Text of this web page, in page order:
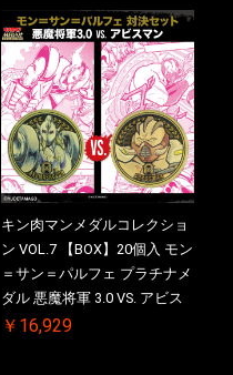
【二次受注分】2026/10/30 一
斉出荷予定
キン肉マンメダルコレクショ
ン VOL.7 【BOX】20個入 モン
＝サン＝パルフェ プラチナメ
ダル 悪魔将軍 3.0 VS. アビス
マン【初回購入特典 】
￥16,929